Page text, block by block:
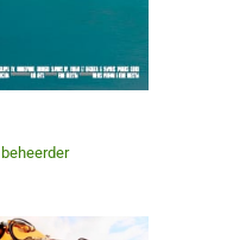
beheerder